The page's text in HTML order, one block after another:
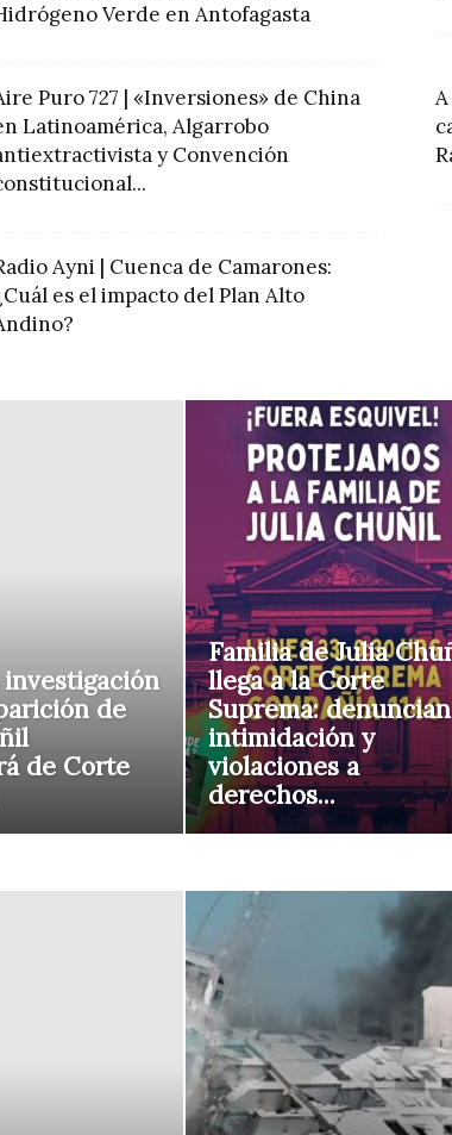
Verde en Antofagasta
Puro 727 | «Inversiones» de China
Latinoamérica, Algarrobo
y Convención
Ayni | Cuenca de Camarones:
es el impacto del Plan Alto
de
de Corte
Familia de Julia
llega a la Corte
Suprema: denuncian
intimidación y
violaciones a
derechos...